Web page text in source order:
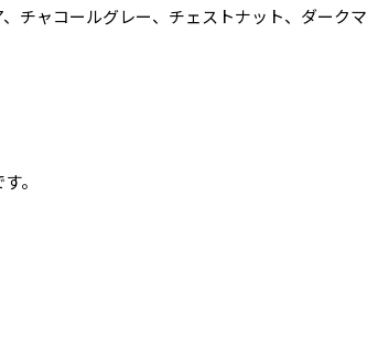
チャコールグレー、チェストナット、ダークマ
。